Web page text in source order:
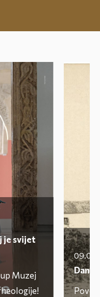
je svijet
Muzej
Dan